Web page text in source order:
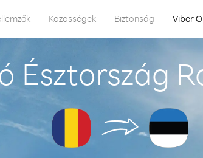
Közösségek Biztonság Viber
Észtország